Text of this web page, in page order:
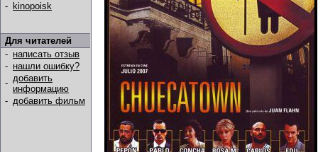
- kinopoisk
Для читателей
- написать отзыв
- нашли ошибку?
- добавить
информацию
- добавить фильм